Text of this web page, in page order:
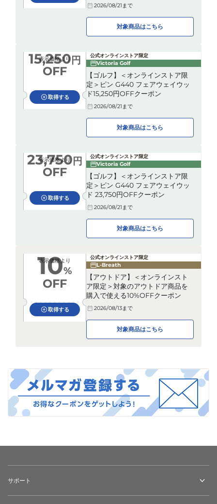
2026/08/21 まで
対象商品はこちら
表示価格より
15,250 円
OFF
取得する
公式オンラインストア限定
Victoria Golf
【ゴルフ】＜オンラインストア限
定＞ピン G440 フェアウェイウッ
ド15,250円OFFクーポン
2026/08/21 まで
対象商品はこちら
表示価格より
23,750 円
OFF
取得する
公式オンラインストア限定
Victoria Golf
【ゴルフ】＜オンラインストア限
定＞ピン G440 フェアウェイウッ
ド 23,750円OFFクーポン
2026/08/21 まで
対象商品はこちら
表示価格より
10%
OFF
取得する
公式オンラインストア限定
L-Breath
【アウトドア】＜オンラインスト
ア限定＞対象のアウトドア商品を
購入で使える10%OFFクーポン
2026/08/13まで
対象商品はこちら
サポート